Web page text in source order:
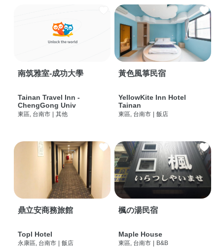
南筑雅室-成功大學
Tainan Travel Inn -
ChengGong Univ
東區, 台南市 | 其他
黃色風箏民宿
YellowKite Inn Hotel
Tainan
東區, 台南市 | 飯店
鼎立安商務旅館
Topl Hotel
永康區, 台南市 | 飯店
楓の湯民宿
Maple House
東區, 台南市 | B&B